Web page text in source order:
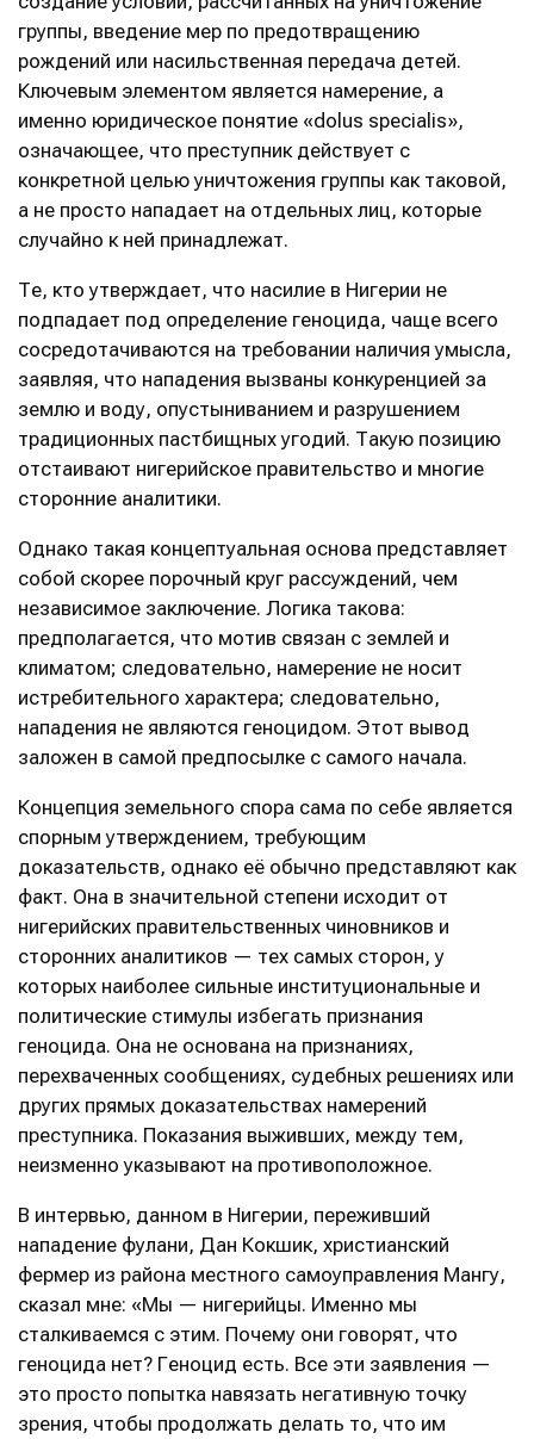
группы, введение мер по предотвращению
рождений или насильственная передача детей.
Ключевым элементом является намерение, а
именно юридическое понятие «dolus specialis»,
означающее, что преступник действует с
конкретной целью уничтожения группы как таковой,
а не просто нападает на отдельных лиц, которые
случайно к ней принадлежат.
Те, кто утверждает, что насилие в Нигерии не
подпадает под определение геноцида, чаще всего
сосредотачиваются на требовании наличия умысла,
заявляя, что нападения вызваны конкуренцией за
землю и воду, опустыниванием и разрушением
традиционных пастбищных угодий. Такую позицию
отстаивают нигерийское правительство и многие
сторонние аналитики.
Однако такая концептуальная основа представляет
собой скорее порочный круг рассуждений, чем
независимое заключение. Логика такова:
предполагается, что мотив связан с землей и
климатом; следовательно, намерение не носит
истребительного характера; следовательно,
нападения не являются геноцидом. Этот вывод
заложен в самой предпосылке с самого начала.
Концепция земельного спора сама по себе является
спорным утверждением, требующим
доказательств, однако её обычно представляют как
факт. Она в значительной степени исходит от
нигерийских правительственных чиновников и
сторонних аналитиков — тех самых сторон, у
которых наиболее сильные институциональные и
политические стимулы избегать признания
геноцида. Она не основана на признаниях,
перехваченных сообщениях, судебных решениях или
других прямых доказательствах намерений
преступника. Показания выживших, между тем,
неизменно указывают на противоположное.
В интервью, данном в Нигерии, переживший
нападение фулани, Дан Кокшик, христианский
фермер из района местного самоуправления Мангу,
сказал мне: «Мы — нигерийцы. Именно мы
сталкиваемся с этим. Почему они говорят, что
геноцида нет? Геноцид есть. Все эти заявления —
это просто попытка навязать негативную точку
зрения, чтобы продолжать делать то, что им